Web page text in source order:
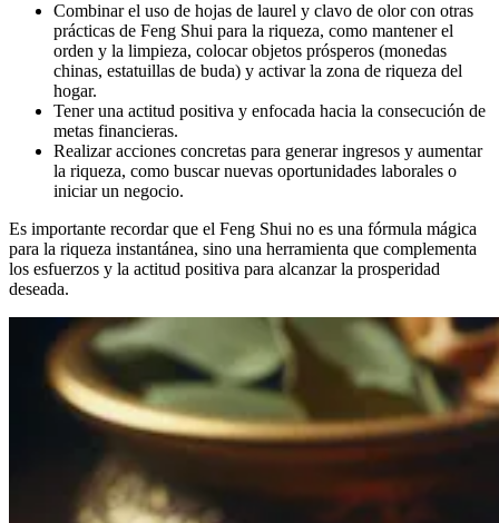
Combinar el uso de hojas de laurel y clavo de olor con otras
prácticas de Feng Shui para la riqueza, como mantener el
orden y la limpieza, colocar objetos prósperos (monedas
chinas, estatuillas de buda) y activar la zona de riqueza del
hogar.
Tener una actitud positiva y enfocada hacia la consecución de
metas financieras.
Realizar acciones concretas para generar ingresos y aumentar
la riqueza, como buscar nuevas oportunidades laborales o
iniciar un negocio.
Es importante recordar que el Feng Shui no es una fórmula mágica
para la riqueza instantánea, sino una herramienta que complementa
los esfuerzos y la actitud positiva para alcanzar la prosperidad
deseada.